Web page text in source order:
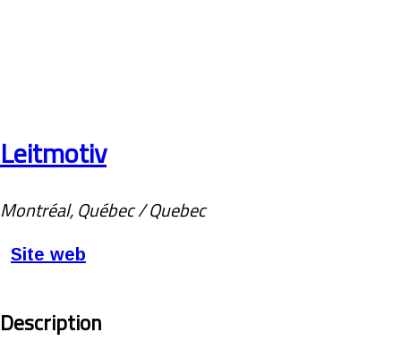
Leitmotiv
Montréal, Québec / Quebec
Site web
Description